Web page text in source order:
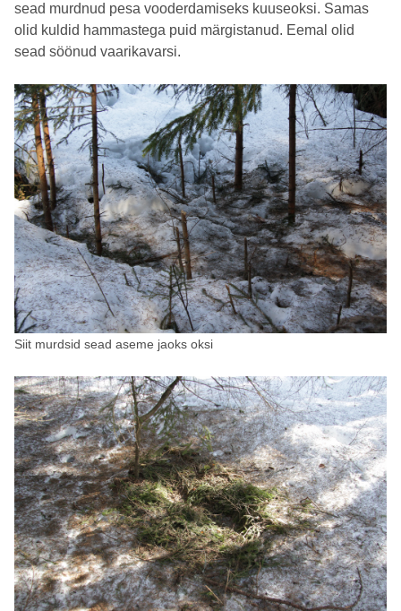
sead murdnud pesa vooderdamiseks kuuseoksi. Samas
olid kuldid hammastega puid märgistanud. Eemal olid
sead söönud vaarikavarsi.
Siit murdsid sead aseme jaoks oksi